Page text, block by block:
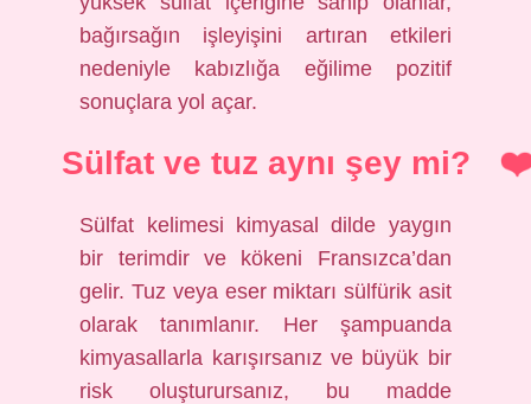
bağırsağın işleyişini artıran etkileri
nedeniyle kabızlığa eğilime pozitif
sonuçlara yol açar.
Sülfat ve tuz aynı şey mi?
Sülfat kelimesi kimyasal dilde yaygın
bir terimdir ve kökeni Fransızca’dan
gelir. Tuz veya eser miktarı sülfürik asit
olarak tanımlanır. Her şampuanda
kimyasallarla karışırsanız ve büyük bir
risk oluşturursanız, bu madde